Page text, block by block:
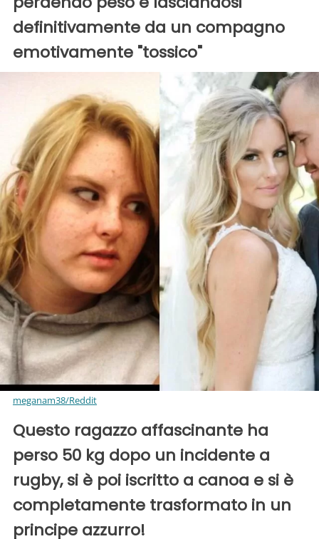
definitivamente da un compagno
emotivamente "tossico"
meganam38/Reddit
Questo ragazzo affascinante ha
perso 50 kg dopo un incidente a
rugby, si è poi iscritto a canoa e si è
completamente trasformato in un
principe azzurro!